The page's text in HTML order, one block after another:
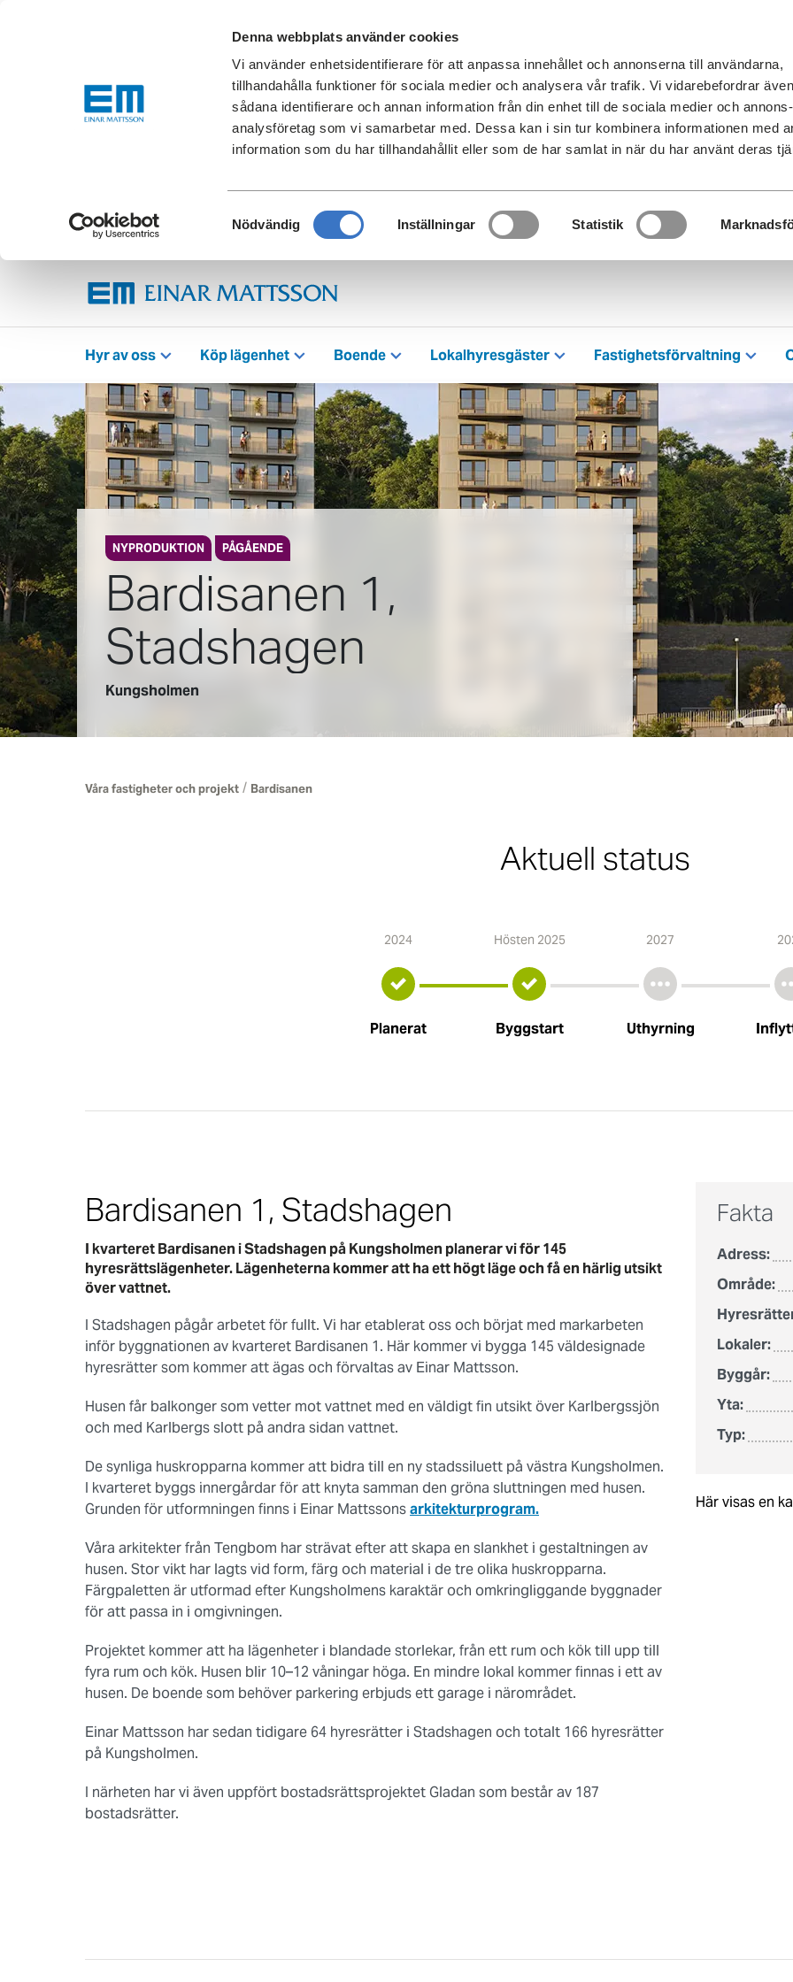
Denna webbplats använder cookies
Vi använder enhetsidentifierare för att anpassa innehållet och annonserna till användarna,
tillhandahålla funktioner för sociala medier och analysera vår trafik. Vi vidarebefordrar även
sådana identifierare och annan information från din enhet till de sociala medier och
analysföretag som vi samarbetar med. Dessa kan i sin tur kombinera informationen med
information som du har tillhandahållit eller som de har samlat in när du har använt deras
Samtyckesval
Nödvändig Inställningar Statistik
Hyr av oss Köp lägenhet Boende Lokalhyresgäster Fastighetsförvaltning
NYPRODUKTION PÅGÅENDE
Bardisanen 1,
Stadshagen
Kungsholmen
Våra fastigheter och projekt / Bardisanen
Aktuell status
2024
Planerat
Hösten 2025
Byggstart
2027
Uthyrning
Bardisanen 1, Stadshagen
I kvarteret Bardisanen i Stadshagen på Kungsholmen planerar vi för 145
hyresrättslägenheter. Lägenheterna kommer att ha ett högt läge och få en härlig utsikt
över vattnet.
I Stadshagen pågår arbetet för fullt. Vi har etablerat oss och börjat med markarbeten
inför byggnationen av kvarteret Bardisanen 1. Här kommer vi bygga 145 väldesignade
hyresrätter som kommer att ägas och förvaltas av Einar Mattsson.
Husen får balkonger som vetter mot vattnet med en väldigt fin utsikt över Karlbergssjön
och med Karlbergs slott på andra sidan vattnet.
De synliga huskropparna kommer att bidra till en ny stadssiluett på västra Kungsholmen.
I kvarteret byggs innergårdar för att knyta samman den gröna sluttningen med husen.
Grunden för utformningen finns i Einar Mattssonsarkitekturprogram.
Våra arkitekter från Tengbom har strävat efter att skapa en slankhet i gestaltningen av
husen. Stor vikt har lagts vid form, färg och material i de tre olika huskropparna.
Färgpaletten är utformad efter Kungsholmens karaktär och omkringliggande byggnader
för att passa in i omgivningen.
Projektet kommer att ha lägenheter i blandade storlekar, från ett rum och kök till upp till
fyra rum och kök. Husen blir 10–12 våningar höga. En mindre lokal kommer finnas i ett av
husen. De boende som behöver parkering erbjuds ett garage i närområdet.
Einar Mattsson har sedan tidigare 64 hyresrätter i Stadshagen och totalt 166 hyresrätter
på Kungsholmen.
I närheten har vi även uppfört bostadsrättsprojektet Gladan som består av 187
bostadsrätter.
Fakta
Adress:
Område:
Lokaler:
Byggår:
Yta:
Typ:
Här visas en